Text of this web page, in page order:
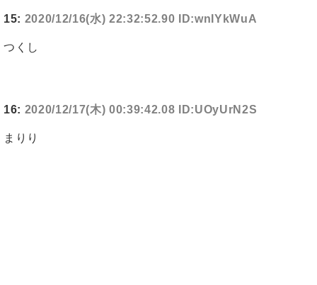
15: 2020/12/16(水) 22:32:52.90 ID:wnIYkWuA
つくし
16: 2020/12/17(木) 00:39:42.08 ID:UOyUrN2S
まりり